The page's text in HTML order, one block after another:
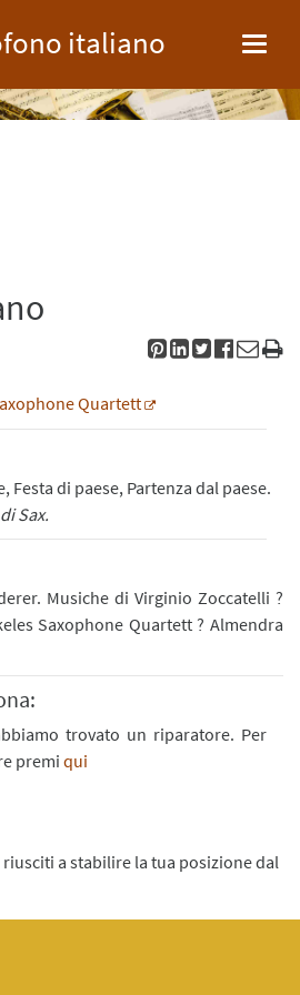
italiano
Quartett
Festa di paese, Partenza dal paese.
Sax.
Musiche di Virginio Zoccatelli ?
Saxophone Quartett ? Almendra
trovato un riparatore. Per
premi qui
a stabilire la tua posizione dal